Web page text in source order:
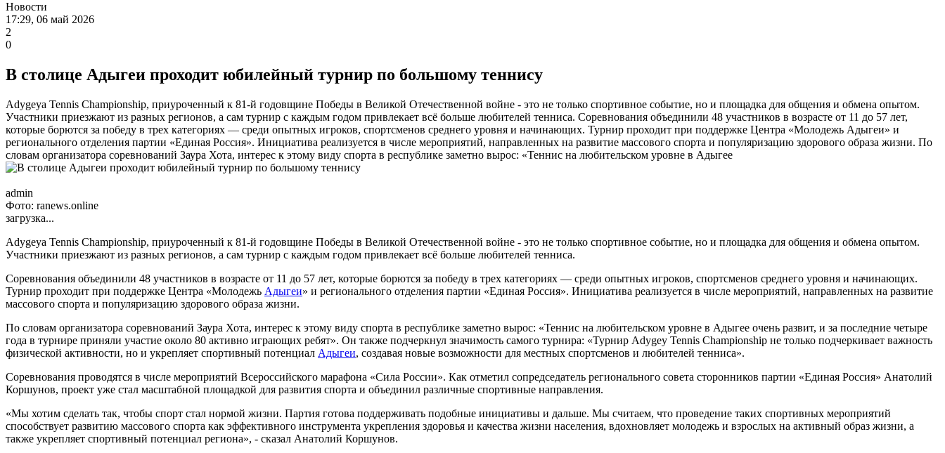
Новости
17:29, 06 май 2026
2
0
В столице Адыгеи проходит юбилейный турнир по большому теннису
Adygeyа Tennis Championship, приуроченный к 81-й годовщине Победы в Великой Отечественной войне - это не только спортивное событие, но и площадка для общения и обмена опытом.
Участники приезжают из разных регионов, а сам турнир с каждым годом привлекает всё больше любителей тенниса. Соревнования объединили 48 участников в возрасте от 11 до 57 лет,
которые борются за победу в трех категориях — среди опытных игроков, спортсменов среднего уровня и начинающих. Турнир проходит при поддержке Центра «Молодежь Адыгеи» и
регионального отделения партии «Единая Россия». Инициатива реализуется в числе мероприятий, направленных на развитие массового спорта и популяризацию здорового образа жизни. По
словам организатора соревнований Заура Хота, интерес к этому виду спорта в республике заметно вырос: «Теннис на любительском уровне в Адыгее
admin
Фото: ranews.online
загрузка...
Adygeyа Tennis Championship, приуроченный к 81-й годовщине Победы в Великой Отечественной войне - это не только спортивное событие, но и площадка для общения и обмена опытом.
Участники приезжают из разных регионов, а сам турнир с каждым годом привлекает всё больше любителей тенниса.
Соревнования объединили 48 участников в возрасте от 11 до 57 лет, которые борются за победу в трех категориях — среди опытных игроков, спортсменов среднего уровня и начинающих.
Турнир проходит при поддержке Центра «Молодежь Адыгеи» и регионального отделения партии «Единая Россия». Инициатива реализуется в числе мероприятий, направленных на развитие
массового спорта и популяризацию здорового образа жизни.
По словам организатора соревнований Заура Хота, интерес к этому виду спорта в республике заметно вырос: «Теннис на любительском уровне в Адыгее очень развит, и за последние четыре
года в турнире приняли участие около 80 активно играющих ребят». Он также подчеркнул значимость самого турнира: «Турнир Adygey Tennis Championship не только подчеркивает важность
физической активности, но и укрепляет спортивный потенциал Адыгеи, создавая новые возможности для местных спортсменов и любителей тенниса».
Соревнования проводятся в числе мероприятий Всероссийского марафона «Сила России». Как отметил сопредседатель регионального совета сторонников партии «Единая Россия» Анатолий
Коршунов, проект уже стал масштабной площадкой для развития спорта и объединил различные спортивные направления.
«Мы хотим сделать так, чтобы спорт стал нормой жизни. Партия готова поддерживать подобные инициативы и дальше. Мы считаем, что проведение таких спортивных мероприятий
способствует развитию массового спорта как эффективного инструмента укрепления здоровья и качества жизни населения, вдохновляет молодежь и взрослых на активный образ жизни, а
также укрепляет спортивный потенциал региона», - сказал Анатолий Коршунов.